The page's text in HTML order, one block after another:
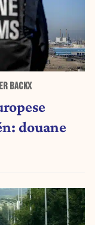
BACKX
douane